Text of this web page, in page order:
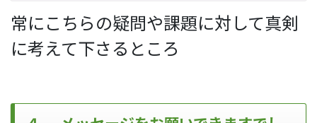
常にこちらの疑問や課題に対して真剣
に考えて下さるところ